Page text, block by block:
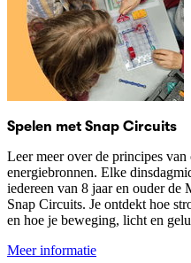
Spelen met Snap Circuits
Leer meer over de principes
energiebronnen. Elke
iedereen van 8 jaar en ouder de
Snap Circuits. Je ontdekt hoe
en hoe je beweging, licht en
Meer informatie